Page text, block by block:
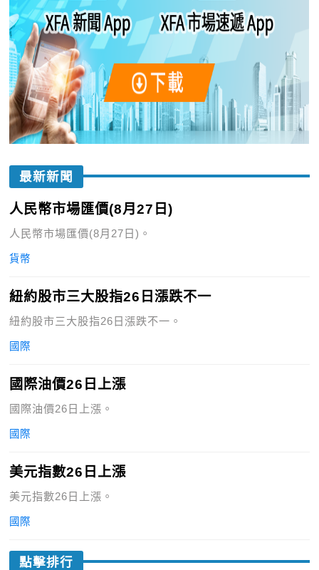
最新新聞
人民幣市場匯價(8月27日)
人民幣市場匯價(8月27日)。
貨幣
紐約股市三大股指26日漲跌不一
紐約股市三大股指26日漲跌不一。
國際
國際油價26日上漲
國際油價26日上漲。
國際
美元指數26日上漲
美元指數26日上漲。
國際
點擊排行